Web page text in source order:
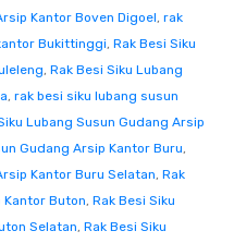
Kantor Boven Digoel, rak
Bukittinggi, Rak Besi Siku
, Rak Besi Siku Lubang
, rak besi siku lubang susun
Lubang Susun Gudang Arsip
Gudang Arsip Kantor Buru,
Kantor Buru Selatan, Rak
Kantor Buton, Rak Besi Siku
Selatan, Rak Besi Siku